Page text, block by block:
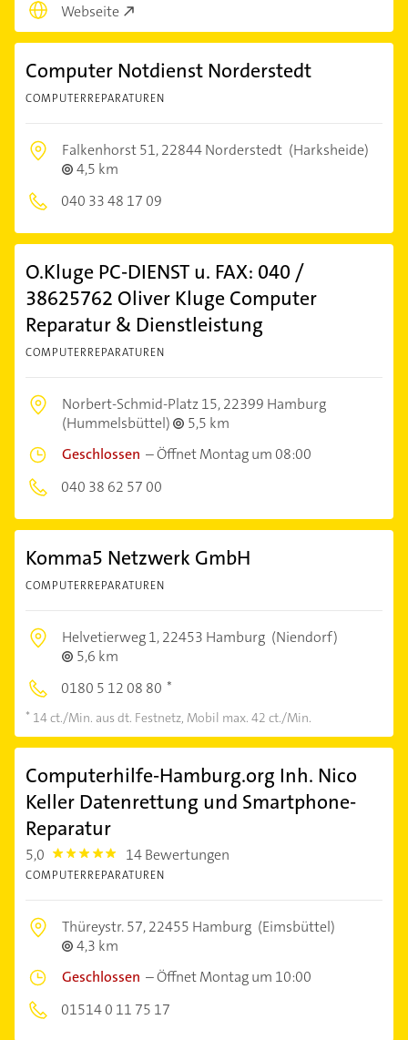
Webseite
Computer Notdienst Norderstedt
COMPUTERREPARATUREN
Falkenhorst 51,22844 Norderstedt (Harksheide)
4,5 km
040 33 48 17 09
O.Kluge PC-DIENST u. FAX: 040 /
38625762 Oliver Kluge Computer
Reparatur & Dienstleistung
COMPUTERREPARATUREN
Norbert-Schmid-Platz 15,22399 Hamburg
(Hummelsbüttel)
5,5 km
Geschlossen –Öffnet Montag um 08:00
040 38 62 57 00
Komma5 Netzwerk GmbH
COMPUTERREPARATUREN
Helvetierweg 1,22453 Hamburg (Niendorf)
5,6 km
0180 5 12 08 80
14 ct./Min. aus dt. Festnetz, Mobil max. 42 ct./Min.
Computerhilfe-Hamburg.org Inh. Nico
Keller Datenrettung und Smartphone-
Reparatur
5,0 5.0 14 Bewertungen
COMPUTERREPARATUREN
Thüreystr. 57,22455 Hamburg (Eimsbüttel)
4,3 km
Geschlossen –Öffnet Montag um 10:00
01514 0 11 75 17